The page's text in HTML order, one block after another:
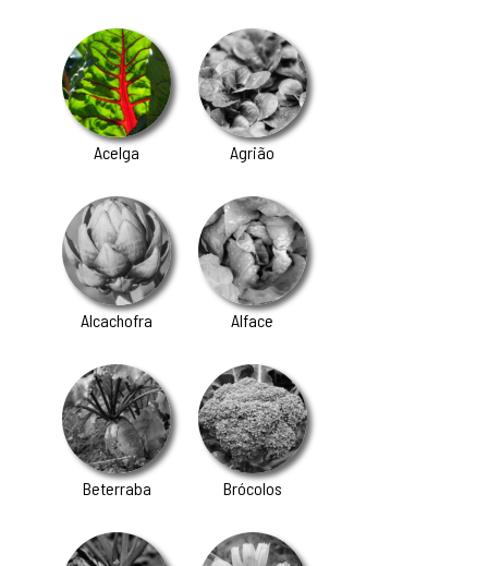
Acelga Agrião
Alcachofra Alface
Beterraba Brócolos